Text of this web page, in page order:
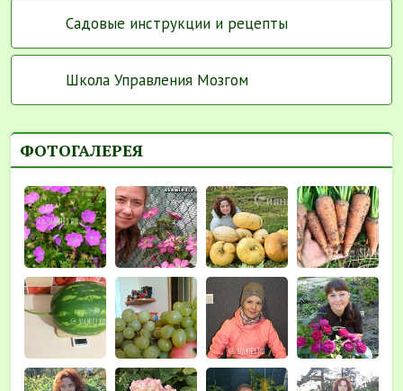
Садовые инструкции и рецепты
Школа Управления Мозгом
ФОТОГАЛЕРЕЯ